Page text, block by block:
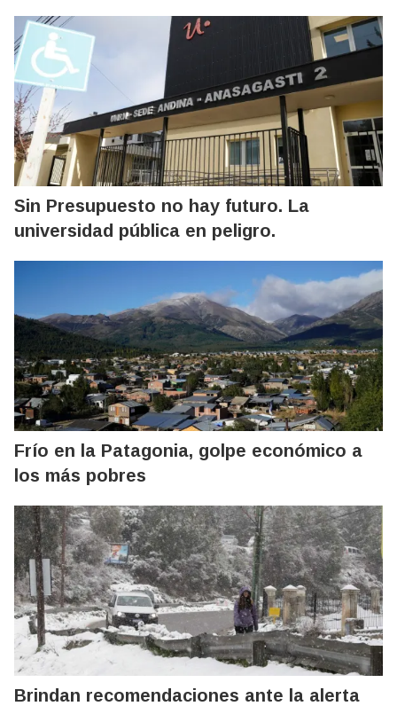
Sin Presupuesto no hay futuro. La
universidad pública en peligro.
Frío en la Patagonia, golpe económico a
los más pobres
Brindan recomendaciones ante la alerta